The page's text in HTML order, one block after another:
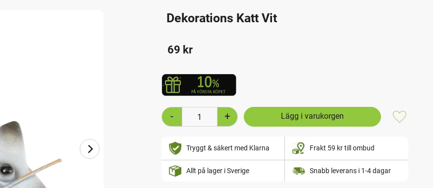
Dekorations Katt Vit
69 kr
+
-
Lägg till i
Tryggt & säkert med Klarna Frakt 59 kr till ombud
Allt på lager i Sverige Snabb leverans i 1-4 dagar